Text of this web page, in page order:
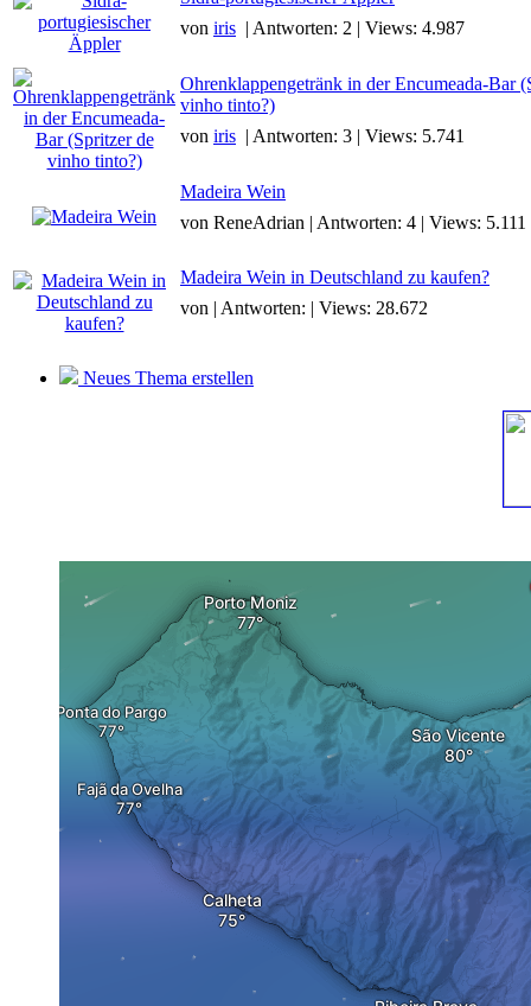
von iris | Antworten: 2 | Views: 4.987
Ohrenklappengetränk in der Encumeada-Bar
vinho tinto?)
von iris | Antworten: 3 | Views: 5.741
Madeira Wein
von ReneAdrian | Antworten: 4 | Views: 5.111
Madeira Wein in Deutschland zu kaufen?
von | Antworten: | Views: 28.672
Neues Thema erstellen